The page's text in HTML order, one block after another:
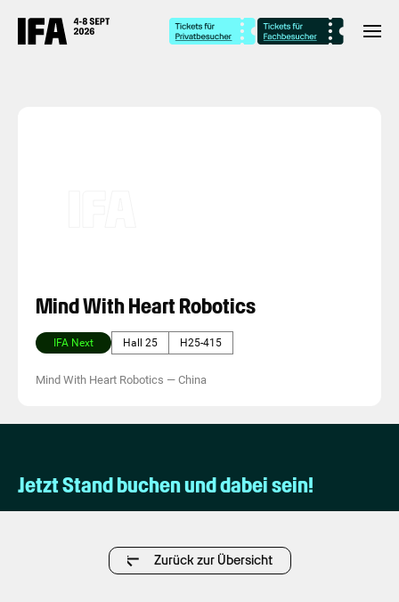
Mind With Heart Robotics
IFA Next Hall 25 H25-415
Mind With Heart Robotics — China
Jetzt Stand buchen und dabei sein!
Zurück zur Übersicht